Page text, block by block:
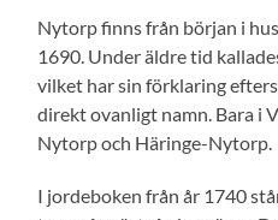
Nytorp finns från början i
1690. Under äldre tid
vilket har sin förklaring
direkt ovanligt namn. Bara i
Nytorp och Häringe-Nytorp.
I jordeboken från år 1740